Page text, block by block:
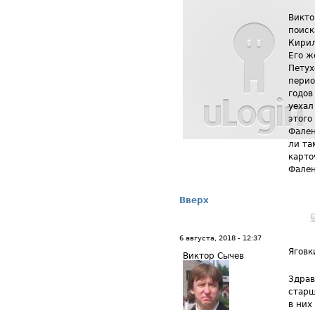
Его
ли
Вверх
6 августа, 2018 - 12:37
Виктор Сычев
в